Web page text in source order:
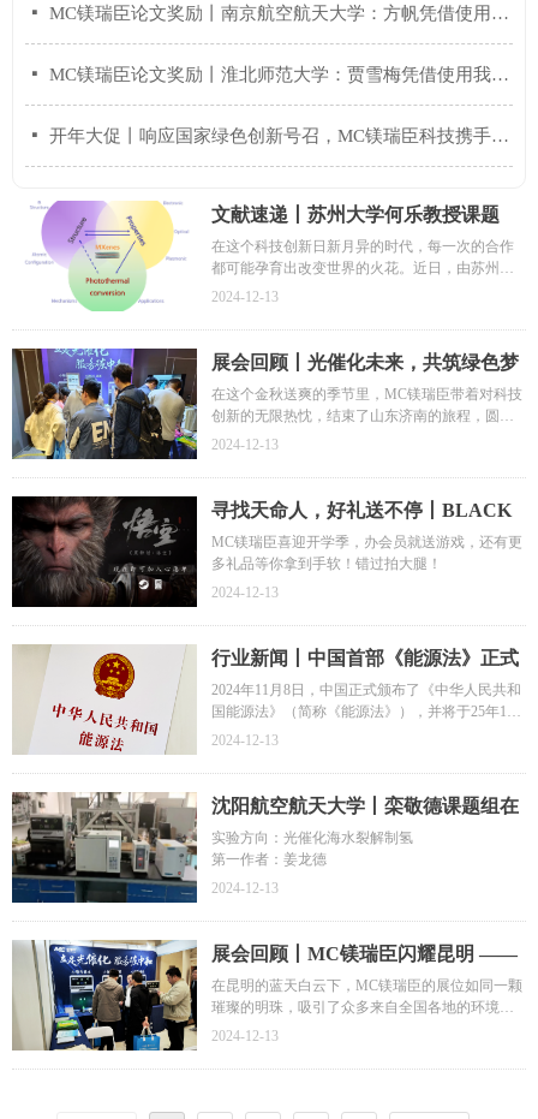
文献速递丨苏州大学何乐教授课题
组：MXene材料的结构、性质及光热
应用 | Chemical Physics Reviews
在这个科技创新日新月异的时代，每一次的合作
都可能孕育出改变世界的火花。近日，由苏州大
学何乐教授课题组发表了一篇《MXene材料的结
2024-12-13
展会回顾丨光催化未来，共筑绿色梦
想 —— 济南新能源转换与储存材料
青年学者研讨会精彩瞬间
在这个金秋送爽的季节里，MC镁瑞臣带着对科技
创新的无限热忱，结束了山东济南的旅程，圆满
结束了为期2天的《新能源转换与储存材料青年学
的盛宴，更是我们专注于高校光催化实验设备领
域的探索者，展示创新成果、交流前沿理念的宝
贵平台。
2024-12-13
寻找天命人，好礼送不停丨BLACK
MYTH: WU KONG —— 传奇再续，
等你来战！
MC镁瑞臣喜迎开学季，办会员就送游戏，还有更
多礼品等你拿到手软！错过拍大腿！
2024-12-13
行业新闻丨中国首部《能源法》正式
施行，将为光催化等前沿领域带来全
新发展契机！
2024年11月8日，中国正式颁布了《中华人民共和
国能源法》（简称《能源法》），并将于25年1月
1日正式实施。这部经过长达18年精心筹备的法
（即2030年前实现碳达峰，2060年前实现碳中
和）的指引下，为中国能源的绿色转型指明了道
路。同时，它也为能源安全、绿色消费以及科技
创新提供了全面的法律保障。
2024-12-13
沈阳航空航天大学丨栾敬德课题组在
光催化领域中的最新研究成果
实验方向：光催化海水裂解制氢
第一作者：姜龙德
2024-12-13
展会回顾丨MC镁瑞臣闪耀昆明 ——
第十四届全国环境催化与环境材料学
术会议精彩瞬间
在昆明的蓝天白云下，MC镁瑞臣的展位如同一颗
璀璨的明珠，吸引了众多来自全国各地的环境科
学专家、学者及行业同仁的关注。每一件精心设
科研精准、高效、环保的执着追求，它们如同智
2024-12-13
넷 MC镁瑞臣论文奖励丨南京航空航天大学：方帆凭借使用我们MC镁瑞臣的产品，发表了最新光催化全解水的研究成果！
넷 MC镁瑞臣论文奖励丨淮北师范大学：贾雪梅凭借使用我们MC镁瑞臣的产品，发表了最新光催化二氧化碳还原的研究成果！
넷 开年大促丨响应国家绿色创新号召，MC镁瑞臣科技携手新老会员，共筑绿色科研梦！